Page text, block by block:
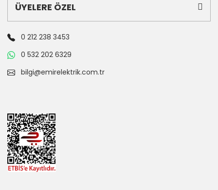
ÜYELERE ÖZEL
0 212 238 3453
0 532 202 6329
bilgi@emirelektrik.com.tr